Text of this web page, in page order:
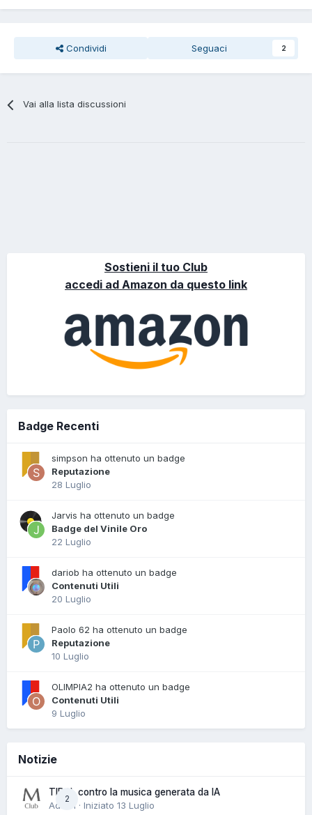
Condividi Seguaci 2
Vai alla lista discussioni
Sostieni il tuo Club
accedi ad Amazon da questo link
Badge Recenti
simpson ha ottenuto un badge
Reputazione
28 Luglio
Jarvis ha ottenuto un badge
Badge del Vinile Oro
22 Luglio
dariob ha ottenuto un badge
Contenuti Utili
20 Luglio
Paolo 62 ha ottenuto un badge
Reputazione
10 Luglio
OLIMPIA2 ha ottenuto un badge
Contenuti Utili
9 Luglio
Notizie
2
TIDAL contro la musica generata da IA
Admin · Iniziato 13 Luglio